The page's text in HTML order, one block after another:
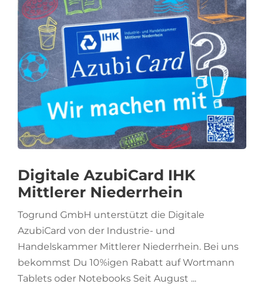
Digitale AzubiCard IHK
Mittlerer Niederrhein
Togrund GmbH unterstützt die Digitale
AzubiCard von der Industrie- und
Handelskammer Mittlerer Niederrhein. Bei uns
bekommst Du 10%igen Rabatt auf Wortmann
Tablets oder Notebooks Seit August ...